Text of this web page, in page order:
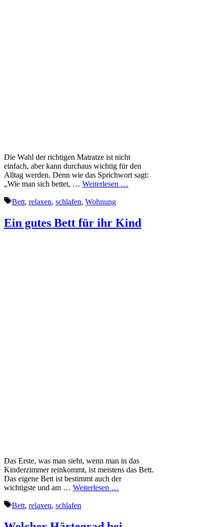
Die Wahl der richtigen Matratze ist nicht
einfach, aber kann durchaus wichtig für den
Alltag werden. Denn wie das Sprichwort sagt:
„Wie man sich bettet, … Weiterlesen …
Schlagwörter
Bett, relaxen, schlafen, Wohnung
Ein gutes Bett für ihr Kind
Das Erste, was man sieht, wenn man in das
Kinderzimmer reinkommt, ist meistens das Bett.
Das eigene Bett ist bestimmt auch der
wichtigste und am … Weiterlesen …
Schlagwörter
Bett, relaxen, schlafen